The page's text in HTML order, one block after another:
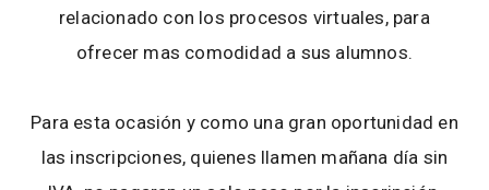
relacionado con los procesos virtuales, para
ofrecer mas comodidad a sus alumnos.
Para esta ocasión y como una gran oportunidad en
las inscripciones, quienes llamen mañana día sin